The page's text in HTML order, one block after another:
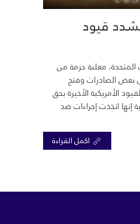
قيود
المتحدة، معلنة حزمة من
بعض الصادرات وفتح
الأمريكية الأخيرة بحق
إنها اتخذت إجراءات ضد
اكمل القراءة